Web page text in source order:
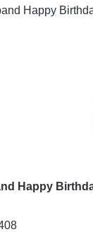
Tortenband Happy